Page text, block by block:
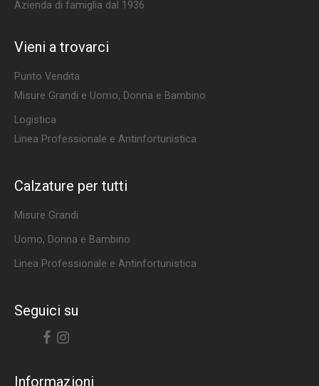
Azienda di famiglia dal 1936
Vieni a trovarci
Punto Vendita
Misure Grandi e Uomo, Donna e Bambino
Logistica
Linea Professionale e Antinfortunistica
Calzature per tutti
Misure Grandi
Uomo, Donna e Bambino
Linea Professionale e Antinfortunistica
Seguici su
Informazioni